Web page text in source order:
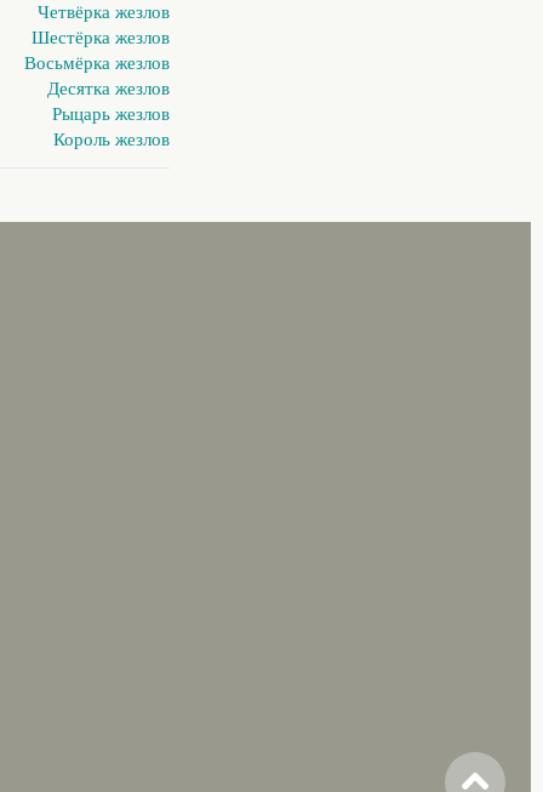
Четвёрка жезлов
Шестёрка жезлов
Восьмёрка жезлов
Десятка жезлов
Рыцарь жезлов
Король жезлов